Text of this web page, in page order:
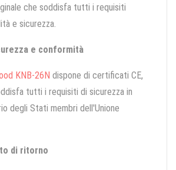
che soddisfa tutti i requisiti
e sicurezza.
e conformità
KNB-26N dispone di certificati CE,
tutti i requisiti di sicurezza in
degli Stati membri dell'Unione
di ritorno